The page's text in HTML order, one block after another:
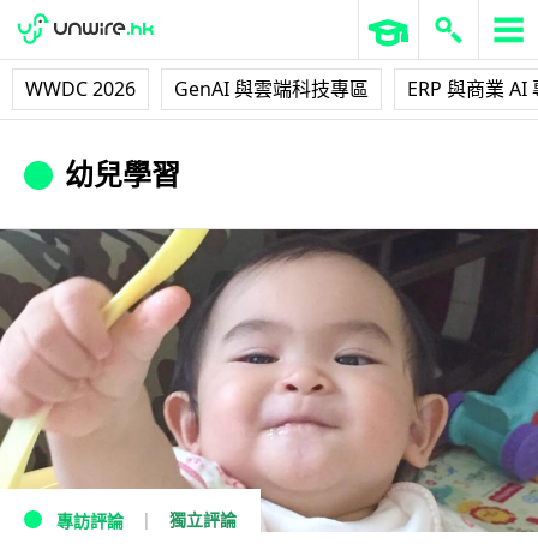
WWDC 2026 GenAI 與雲端科技專區 ERP 與商業 AI
幼兒學習
專訪評論 獨立評論